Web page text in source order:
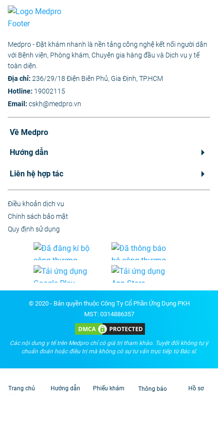
Medpro - Đặt khám nhanh là nền tảng công nghệ kết nối người dân
với Bệnh viện, Phòng khám, Chuyên gia hàng đầu và Dịch vụ y tế
toàn diện.
Địa chỉ: 236/29/18 Điện Biên Phủ, Gia Định, TP.HCM
Hotline: 19002115
Email: cskh@medpro.vn
Về Medpro
Hướng dẫn
Liên hệ hợp tác
Điều khoản dịch vụ
Chính sách bảo mật
Quy định sử dụng
© 2020 - Bản quyền thuộc Công Ty Cổ Phần Ứng Dụng PKH
MST: 0314886357
Các nội dung y tế trên Medpro chỉ có giá trị tham khảo. Tuyệt đối không tự ý
chuẩn đoán hoặc điều trị mà không có sự tư vấn trực tiếp từ Bác sĩ.
Trang chủ Hướng dẫn Phiếu khám Thông báo Hồ sơ